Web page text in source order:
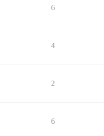
6
4
2
6